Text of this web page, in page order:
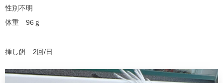
性別不明
体重 96ｇ
挿し餌 2回/日